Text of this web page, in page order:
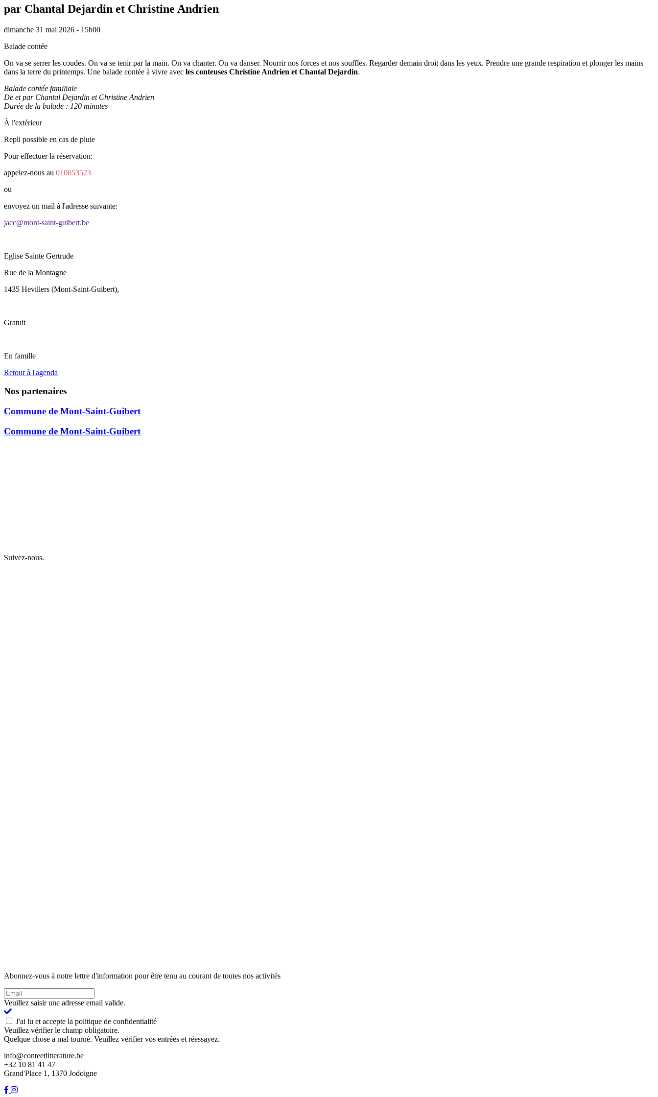
par Chantal Dejardin et Christine Andrien
dimanche 31 mai 2026 - 15h00
Balade contée
On va se serrer les coudes. On va se tenir par la main. On va chanter. On va danser. Nourrir nos forces et nos souffles. Regarder demain droit dans les yeux. Prendre une grande respiration et plonger les mains
dans la terre du printemps. Une balade contée à vivre avec les conteuses Christine Andrien et Chantal Dejardin.
Balade contée familiale
De et par Chantal Dejardin et Christine Andrien
Durée de la balade : 120 minutes
À l'extérieur
Repli possible en cas de pluie
Pour effectuer la réservation:
appelez-nous au 010653523
ou
envoyez un mail à l'adresse suivante:
jacc@mont-saint-guibert.be
Eglise Sainte Gertrude
Rue de la Montagne
1435 Hevillers (Mont-Saint-Guibert),
Gratuit
En famille
Retour à l'agenda
Nos partenaires
Commune de Mont-Saint-Guibert
Commune de Mont-Saint-Guibert
Suivez-nous.
Abonnez-vous à notre lettre d'information pour être tenu au courant de toutes nos activités
Veuillez saisir une adresse email valide.
J'ai lu et accepte la politique de confidentialité
Veuillez vérifier le champ obligatoire.
Quelque chose a mal tourné. Veuillez vérifier vos entrées et réessayez.
info@conteetlitterature.be
+32 10 81 41 47
Grand'Place 1, 1370 Jodoigne